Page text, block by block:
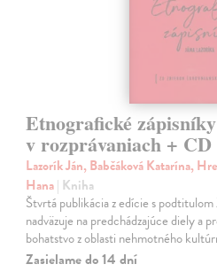
Etnografické
v rozprávaniach + CD
Lazorík Ján, Babčáková Katarína,
Hana| Kniha
Štvrtá publikácia z edície s
nadväzuje na predchádzajúce diely a
bohatstvo z oblasti nehmotného
Zasielame do 14 dní